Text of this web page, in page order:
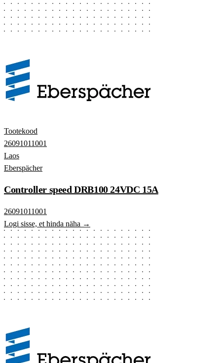
Tootekood
26091011001
Laos
Eberspächer
Controller speed DRB100 24VDC 15A
26091011001
Logi sisse, et hinda näha →